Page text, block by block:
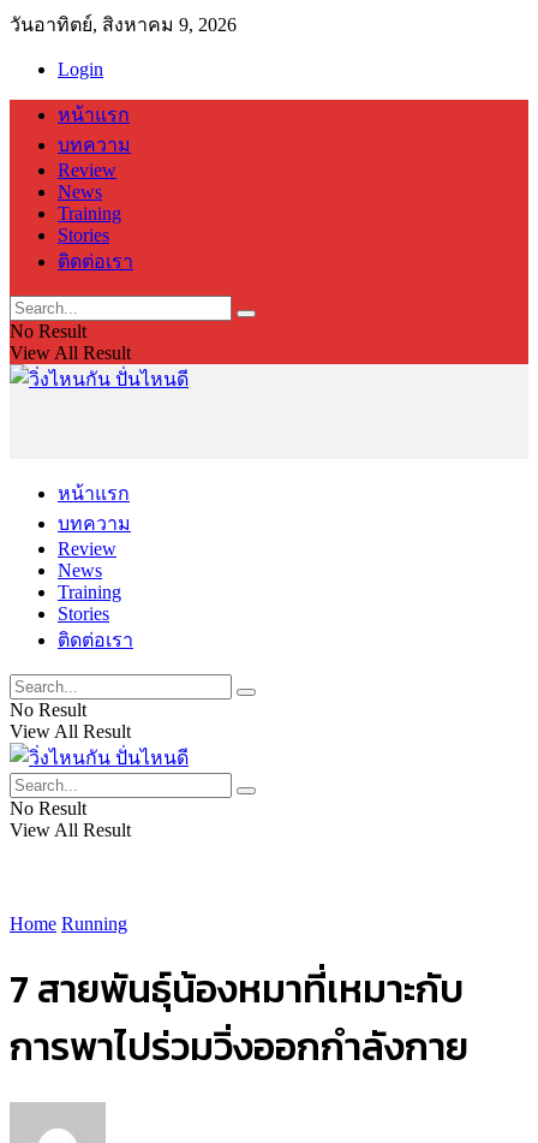
วันอาทิตย์, สิงหาคม 9, 2026
Login
หน้าแรก
บทความ
Review
News
Training
Stories
ติดต่อเรา
No Result
View All Result
หน้าแรก
บทความ
Review
News
Training
Stories
ติดต่อเรา
No Result
View All Result
No Result
View All Result
Home Running
7 สายพันธุ์น้องหมาที่เหมาะกับ
การพาไปร่วมวิ่งออกกำลังกาย